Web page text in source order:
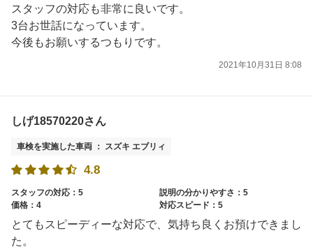
スタッフの対応も非常に良いです。
3台お世話になっています。
今後もお願いするつもりです。
2021年10月31日 8:08
しげ18570220さん
車検を実施した車両 ： スズキ エブリィ
4.8
スタッフの対応：5
説明の分かりやすさ：5
価格：4
対応スピード：5
とてもスピーディーな対応で、気持ち良くお預けできまし
た。